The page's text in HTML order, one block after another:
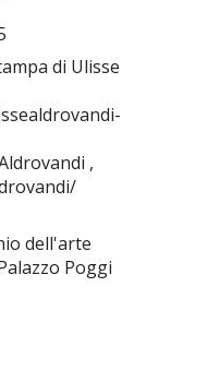
di Ulisse
,
dell'arte
Poggi